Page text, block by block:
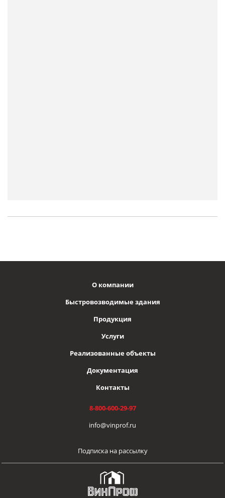
О компании
Быстровозводимые здания
Продукция
Услуги
Реализованные объекты
Документация
Контакты
8-800-600-29-97
info@vinprof.ru
Подписка на рассылку